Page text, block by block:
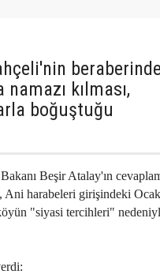
beraberinde
kılması,
boğuştuğu
Beşir Atalay'ın
Ani harabeleri girişindeki
"siyasi tercihleri"